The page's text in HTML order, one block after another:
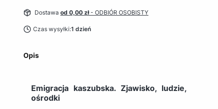
Dostawa od 0,00 zł- ODBIÓR OSOBISTY
Czas wysyłki:1 dzień
Opis
Emigracja kaszubska. Zjawisko, ludzie,
ośrodki